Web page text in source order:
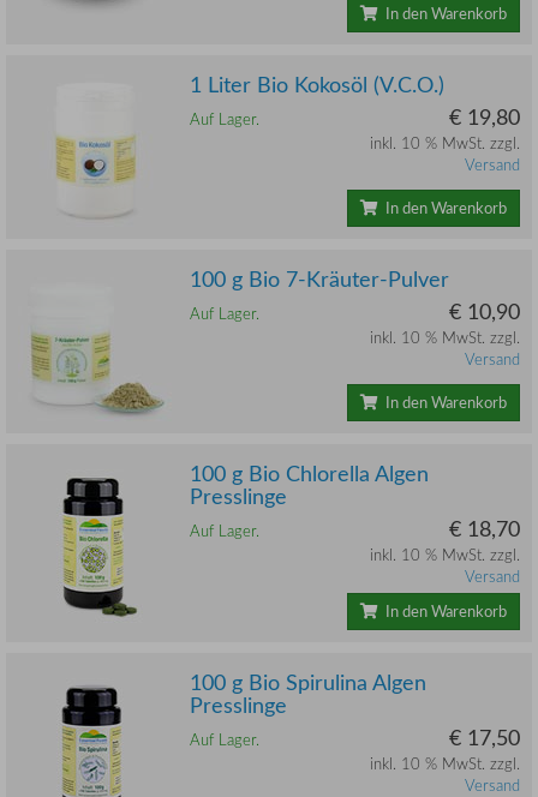
In den Warenkorb
1 Liter Bio Kokosöl (V.C.O.)
Auf Lager. € 19,80
inkl. 10 % MwSt. zzgl.
Versand
In den Warenkorb
100 g Bio 7-Kräuter-Pulver
Auf Lager. € 10,90
inkl. 10 % MwSt. zzgl.
Versand
In den Warenkorb
100 g Bio Chlorella Algen
Presslinge
Auf Lager. € 18,70
inkl. 10 % MwSt. zzgl.
Versand
In den Warenkorb
100 g Bio Spirulina Algen
Presslinge
Auf Lager. € 17,50
inkl. 10 % MwSt. zzgl.
Versand